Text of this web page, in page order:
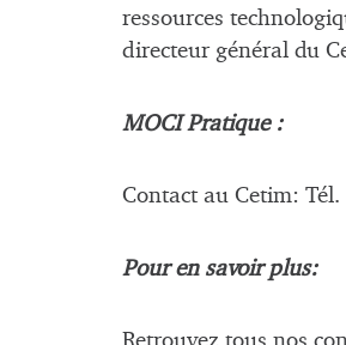
ressources
directeur général du
MOCI Pratique :
Contact au Cetim:
Pour en savoir plus: